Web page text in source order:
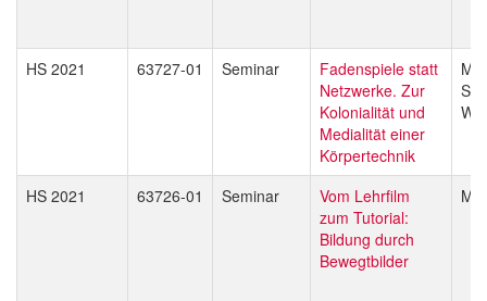
HS 2021 63727-01 Seminar
Fadenspiele statt
Netzwerke. Zur
Kolonialität und
Medialität einer
Körpertechnik
HS 2021 63726-01 Seminar
Vom Lehrfilm
zum Tutorial:
Bildung durch
Bewegtbilder